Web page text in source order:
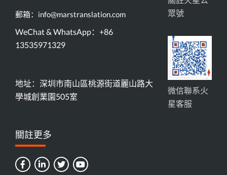
郵箱：info@marstranslation.com
WeChat & WhatsApp：+86
13535971329
地址：深圳市南山區桃源街道麗山路大
學城創業園505室
關註更多
眾號
微信聯系火
星客服